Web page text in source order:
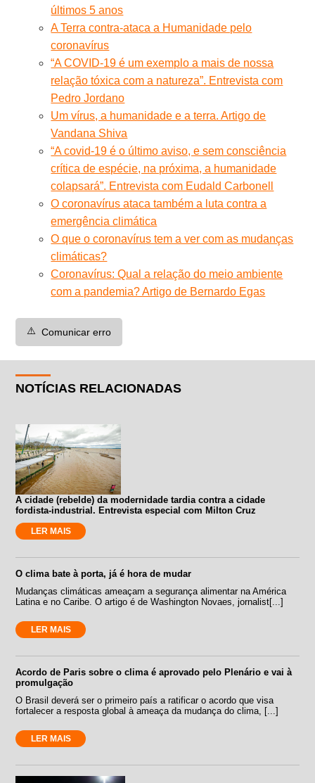
últimos 5 anos
A Terra contra-ataca a Humanidade pelo
coronavírus
“A COVID-19 é um exemplo a mais de nossa
relação tóxica com a natureza”. Entrevista com
Pedro Jordano
Um vírus, a humanidade e a terra. Artigo de
Vandana Shiva
“A covid-19 é o último aviso, e sem consciência
crítica de espécie, na próxima, a humanidade
colapsará”. Entrevista com Eudald Carbonell
O coronavírus ataca também a luta contra a
emergência climática
O que o coronavírus tem a ver com as mudanças
climáticas?
Coronavírus: Qual a relação do meio ambiente
com a pandemia? Artigo de Bernardo Egas
⚠️ Comunicar erro
NOTÍCIAS RELACIONADAS
A cidade (rebelde) da modernidade tardia contra a cidade
fordista-industrial. Entrevista especial com Milton Cruz
LER MAIS
O clima bate à porta, já é hora de mudar
Mudanças climáticas ameaçam a segurança alimentar na América
Latina e no Caribe. O artigo é de Washington Novaes, jornalist[...]
LER MAIS
Acordo de Paris sobre o clima é aprovado pelo Plenário e vai à
promulgação
O Brasil deverá ser o primeiro país a ratificar o acordo que visa
fortalecer a resposta global à ameaça da mudança do clima, [...]
LER MAIS